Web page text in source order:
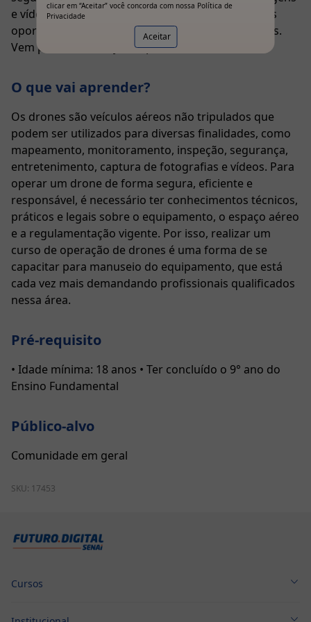
clicar em “Aceitar” você concorda com nossa Política de
Privacidade
Aceitar
e vídeos de alta qualidade e descobrir as melhores
oportunidades para aplicar suas novas habilidades.
Vem pro SENAI e seja um profissional do futuro!
O que vai aprender?
Os drones são veículos aéreos não tripulados que
podem ser utilizados para diversas finalidades, como
mapeamento, monitoramento, inspeção, segurança,
entretenimento, captura de fotografias e vídeos. Para
operar um drone de forma segura, eficiente e
responsável, é necessário ter conhecimentos técnicos,
práticos e legais sobre o equipamento, o espaço aéreo
e a regulamentação vigente. Por isso, realizar um
curso de operação de drones é uma forma de se
capacitar para manuseio do equipamento, que está
cada vez mais demandando profissionais qualificados
nessa área.
Pré-requisito
• Idade mínima: 18 anos • Ter concluído o 9° ano do
Ensino Fundamental
Público-alvo
Comunidade em geral
SKU: 17453
Cursos